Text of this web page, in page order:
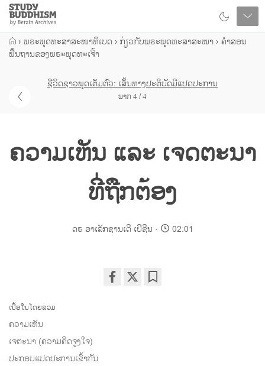
Close
Study
Buddhism
Home
› ພຣະພຸດທະສາສະໜາທິເບດ › ກ່ຽວກັບພຣະພຸດທະສາສະໜາ › ຄຳສອນ
ພື້ນຖານຂອງພຣະພຸດທະເຈົ້າ
ຊີວິດຊາວພຸດເຕັມຕົວ: ເສັ້ນທາງປະຕິບັດມີແປດປະການ
ພາກ 4 / 4
ຄວາມເຫັນ ແລະ ເຈດຕະນາ
ທີ່ຖືກຕ້ອງ
ດຣ ອາເລັກຊານເດີ ເບີຊີນ 02:01
ເນື້ອໃນໂດຍລວມ
ຄວາມເຫັນ
ເຈຕະນາ (ຄວາມຄິດຈູງໃຈ)
ປະກອບແປດປະການເຂົ້າກັນ